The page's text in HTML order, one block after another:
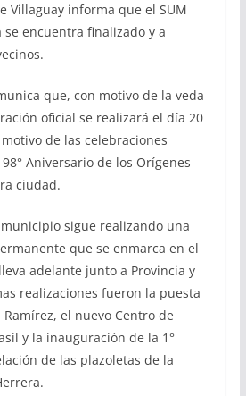
Villaguay informa que el SUM
encuentra finalizado y a
que, con motivo de la veda
oficial se realizará el día 20
de las celebraciones
Aniversario de los Orígenes
ciudad.
sigue realizando una
que se enmarca en el
adelante junto a Provincia y
realizaciones fueron la puesta
el nuevo Centro de
y la inauguración de la 1°
de las plazoletas de la